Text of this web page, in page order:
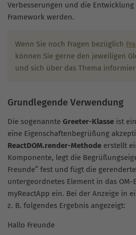
Verbesserungen und die
Framework werden.
Wenn Sie noch Fragen bezüglich
können Sie gerne den jeweiligen
und sich über das Thema
Grundlegende Verwendung
Die sogenannte Greeter-Klasse ist
eine Eigenschaftenbegrüßung
ReactDOM.render-Methode erstellt
Komponente, legt die
Freunde” fest und fügt die
untergeordnetes Element in das OM-
myReactApp ein. Bei der Anzeige in
z. B. folgendes Ergebnis angezeigt:
Hallo Freunde